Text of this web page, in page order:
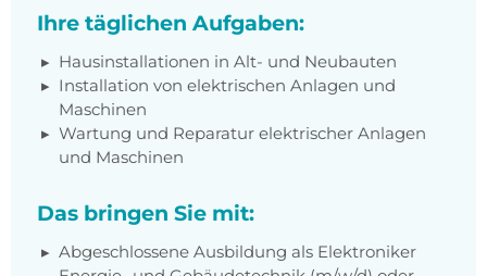
Ihre täglichen Aufgaben:
Hausinstallationen in Alt- und Neubauten
Installation von elektrischen Anlagen und
Maschinen
Wartung und Reparatur elektrischer Anlagen
und Maschinen
Das bringen Sie mit:
Abgeschlossene Ausbildung als Elektroniker